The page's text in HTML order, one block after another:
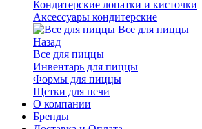
Кондитерские лопатки и кисточки
Аксессуары кондитерские
Все для пиццы
Назад
Все для пиццы
Инвентарь для пиццы
Формы для пиццы
Щетки для печи
О компании
Бренды